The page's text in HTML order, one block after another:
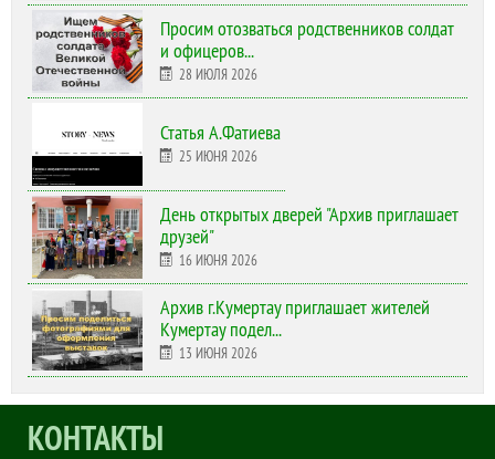
Просим отозваться родственников солдат
и офицеров...
28 ИЮЛЯ 2026
Статья А.Фатиева
25 ИЮНЯ 2026
День открытых дверей "Архив приглашает
друзей"
16 ИЮНЯ 2026
Архив г.Кумертау приглашает жителей
Кумертау подел...
13 ИЮНЯ 2026
КОНТАКТЫ